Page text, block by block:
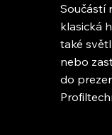
Součástí
klasická
také
nebo
do